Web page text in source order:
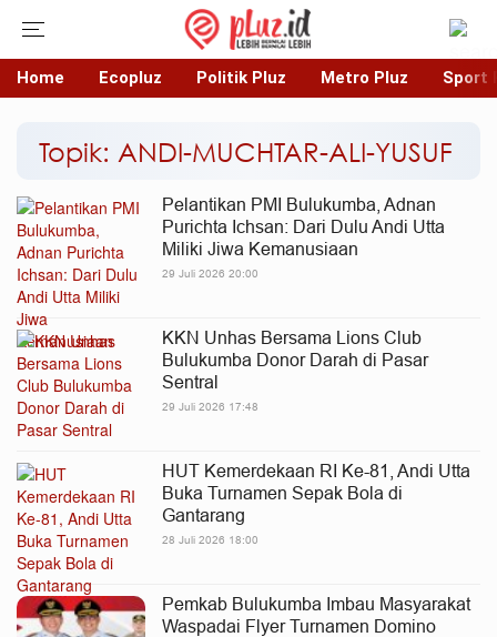
Home Ecopluz Politik Pluz Metro Pluz Sport
Topik: ANDI-MUCHTAR-ALI-YUSUF
Pelantikan PMI Bulukumba, Adnan
Purichta Ichsan: Dari Dulu Andi Utta
Miliki Jiwa Kemanusiaan
29 Juli 2026 20:00
KKN Unhas Bersama Lions Club
Bulukumba Donor Darah di Pasar
Sentral
29 Juli 2026 17:48
HUT Kemerdekaan RI Ke-81, Andi Utta
Buka Turnamen Sepak Bola di
Gantarang
28 Juli 2026 18:00
Pemkab Bulukumba Imbau Masyarakat
Waspadai Flyer Turnamen Domino